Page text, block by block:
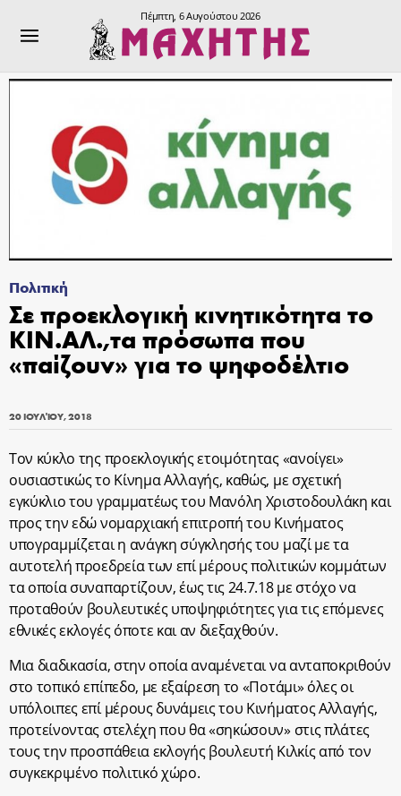
Πέμπτη, 6 Αυγούστου 2026
Πολιτική
Σε προεκλογική κινητικότητα το
ΚΙΝ.ΑΛ.,τα πρόσωπα που
«παίζουν» για το ψηφοδέλτιο
20 ΙΟΥΛΊΟΥ, 2018
Τον κύκλο της προεκλογικής ετοιμότητας «ανοίγει»
ουσιαστικώς το Κίνημα Αλλαγής, καθώς, με σχετική
εγκύκλιο του γραμματέως του Μανόλη Χριστοδουλάκη και
προς την εδώ νομαρχιακή επιτροπή του Κινήματος
υπογραμμίζεται η ανάγκη σύγκλησής του μαζί με τα
αυτοτελή προεδρεία των επί μέρους πολιτικών κομμάτων
τα οποία συναπαρτίζουν, έως τις 24.7.18 με στόχο να
προταθούν βουλευτικές υποψηφιότητες για τις επόμενες
εθνικές εκλογές όποτε και αν διεξαχθούν.
Μια διαδικασία, στην οποία αναμένεται να ανταποκριθούν
στο τοπικό επίπεδο, με εξαίρεση το «Ποτάμι» όλες οι
υπόλοιπες επί μέρους δυνάμεις του Κινήματος Αλλαγής,
προτείνοντας στελέχη που θα «σηκώσουν» στις πλάτες
τους την προσπάθεια εκλογής βουλευτή Κιλκίς από τον
συγκεκριμένο πολιτικό χώρο.